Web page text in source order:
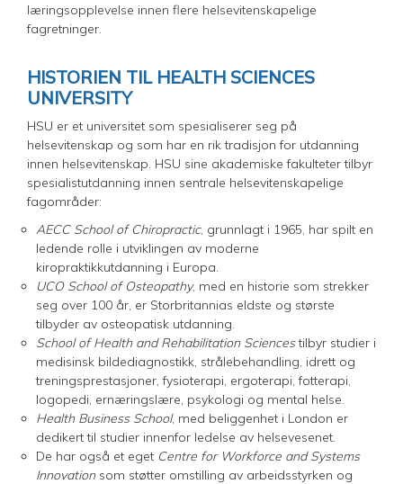
læringsopplevelse innen flere helsevitenskapelige
fagretninger.
HISTORIEN TIL HEALTH SCIENCES
UNIVERSITY
HSU er et universitet som spesialiserer seg på
helsevitenskap og som har en rik tradisjon for utdanning
innen helsevitenskap. HSU sine akademiske fakulteter tilbyr
spesialistutdanning innen sentrale helsevitenskapelige
fagområder:
AECC School of Chiropractic, grunnlagt i 1965, har spilt en
ledende rolle i utviklingen av moderne
kiropraktikkutdanning i Europa.
UCO School of Osteopathy, med en historie som strekker
seg over 100 år, er Storbritannias eldste og største
tilbyder av osteopatisk utdanning.
School of Health and Rehabilitation Sciencestilbyr studier i
medisinsk bildediagnostikk, strålebehandling, idrett og
treningsprestasjoner, fysioterapi, ergoterapi, fotterapi,
logopedi, ernæringslære, psykologi og mental helse.
Health Business School, med beliggenhet i London er
dedikert til studier innenfor ledelse av helsevesenet.
De har også et eget Centre for Workforce and Systems
Innovationsom støtter omstilling av arbeidsstyrken og